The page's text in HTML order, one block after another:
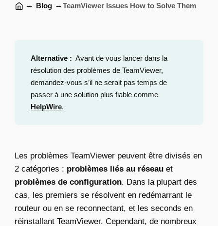
→ Blog →TeamViewer Issues How to Solve Them
Alternative : Avant de vous lancer dans la
résolution des problèmes de TeamViewer,
demandez-vous s’il ne serait pas temps de
passer à une solution plus fiable comme
HelpWire.
Les problèmes TeamViewer peuvent être divisés en
2 catégories : problèmes liés au réseau et
problèmes de configuration. Dans la plupart des
cas, les premiers se résolvent en redémarrant le
routeur ou en se reconnectant, et les seconds en
réinstallant TeamViewer. Cependant, de nombreux